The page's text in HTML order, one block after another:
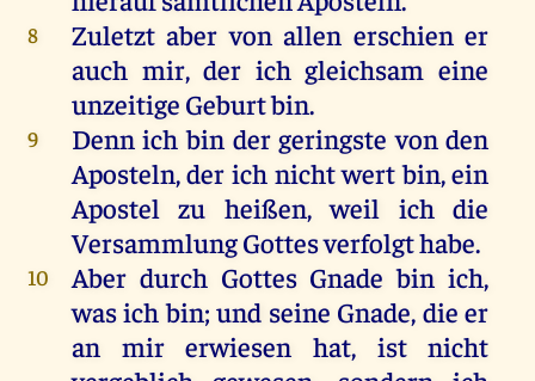
8 Zuletzt aber von allen erschien er
auch mir,der ichgleichsameine
unzeitige Geburtbin.
9 Denn ich bin der geringste von den
Aposteln,der ich nichtwertbin,ein
Apostel zu heißen,weil ich die
VersammlungGottesverfolgthabe.
10 Aber durch Gottes Gnade bin ich,
wasich bin;und seine Gnade, die er
an
mir erwiesen hat, ist
nicht